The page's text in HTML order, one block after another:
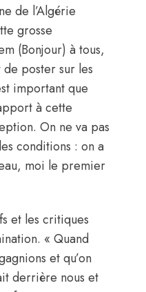
de l’Algérie
grosse
(Bonjour) à tous,
de poster sur les
important que
à cette
On ne va pas
conditions : on a
moi le premier
et les critiques
« Quand
et qu’on
derrière nous et